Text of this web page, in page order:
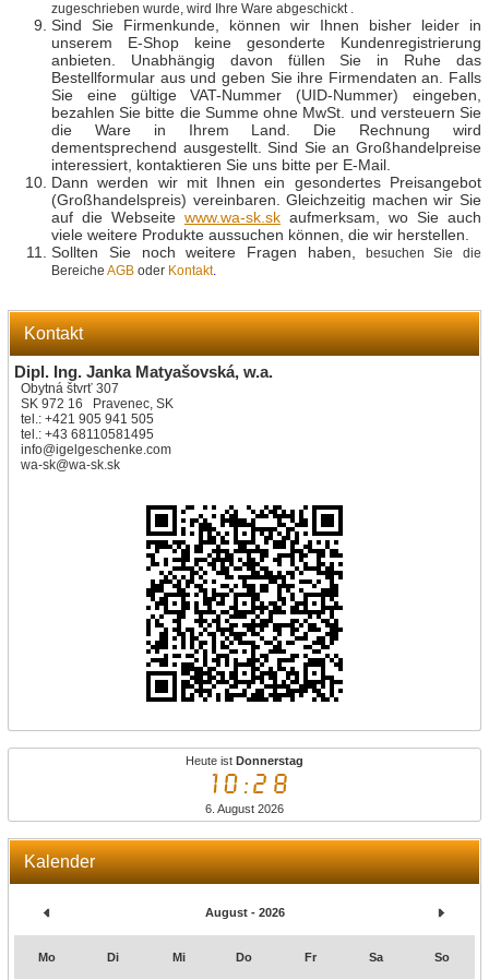
Kontakt
Dipl. Ing. Janka Matyašovská, w.a.
Obytná štvrť 307
SK 972 16 Pravenec, SK
tel.: +421 905 941 505
tel.: +43 68110581495
info@igelgeschenke.com
wa-sk@wa-sk.sk
Heute ist Donnerstag
10:28
6. August 2026
Kalender
August - 2026
Mo Di Mi Do Fr Sa So
zugeschrieben wurde, wird Ihre Ware abgeschickt .
Sind Sie Firmenkunde, können wir Ihnen bisher leider in
unserem E-Shop keine gesonderte Kundenregistrierung
anbieten. Unabhängig davon füllen Sie in Ruhe das
Bestellformular aus und geben Sie ihre Firmendaten an. Falls
Sie eine gültige VAT-Nummer (UID-Nummer) eingeben,
bezahlen Sie bitte die Summe ohne MwSt. und versteuern Sie
die Ware in Ihrem Land. Die Rechnung wird
dementsprechend ausgestellt. Sind Sie an Großhandelpreise
interessiert, kontaktieren Sie uns bitte per E-Mail.
Dann werden wir mit Ihnen ein gesondertes Preisangebot
(Großhandelspreis) vereinbaren. Gleichzeitig machen wir Sie
auf die Webseite www.wa-sk.sk aufmerksam, wo Sie auch
viele weitere Produkte aussuchen können, die wir herstellen.
Sollten Sie noch weitere Fragen haben,
besuchen Sie die
Bereiche AGB oder Kontakt.